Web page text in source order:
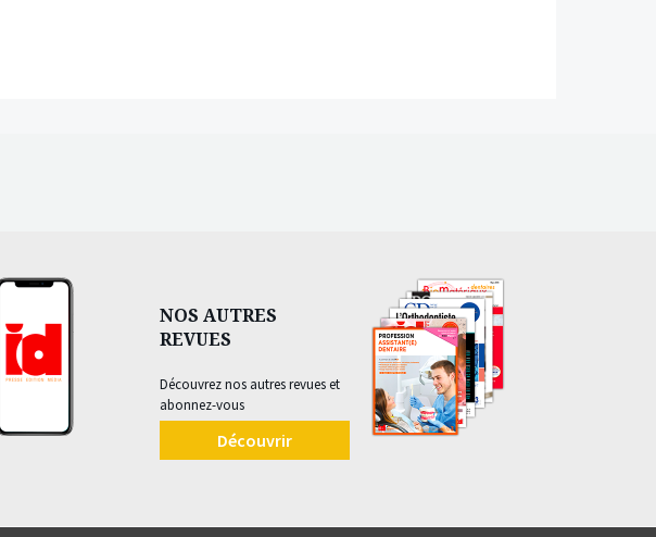
NOS AUTRES
REVUES
Découvrez nos autres revues et
abonnez-vous
Découvrir